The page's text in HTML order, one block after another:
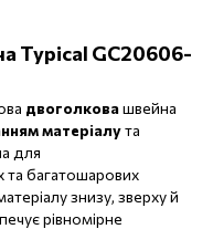
Typical GC20606-
двоголковашвейна
матеріалута
для
та багатошарових
знизу, зверху й
рівномірне